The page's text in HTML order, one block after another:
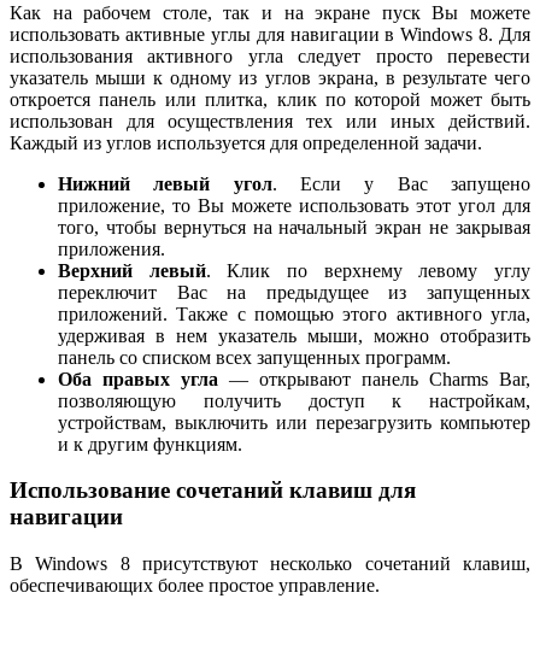
Как на рабочем столе, так и на экране пуск Вы можете
использовать активные углы для навигации в Windows 8. Для
использования активного угла следует просто перевести
указатель мыши к одному из углов экрана, в результате чего
откроется панель или плитка, клик по которой может быть
использован для осуществления тех или иных действий.
Каждый из углов используется для определенной задачи.
Нижний левый угол. Если у Вас запущено
приложение, то Вы можете использовать этот угол для
того, чтобы вернуться на начальный экран не закрывая
приложения.
Верхний левый. Клик по верхнему левому углу
переключит Вас на предыдущее из запущенных
приложений. Также с помощью этого активного угла,
удерживая в нем указатель мыши, можно отобразить
панель со списком всех запущенных программ.
Оба правых угла — открывают панель Charms Bar,
позволяющую получить доступ к настройкам,
устройствам, выключить или перезагрузить компьютер
и к другим функциям.
Использование сочетаний клавиш для
навигации
В Windows 8 присутствуют несколько сочетаний клавиш,
обеспечивающих более простое управление.